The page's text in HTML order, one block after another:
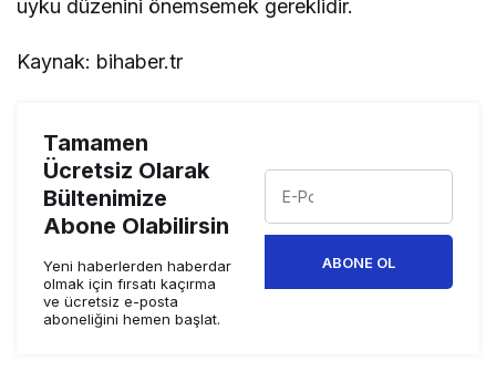
uyku düzenini önemsemek gereklidir.
Kaynak: bihaber.tr
Tamamen
Ücretsiz Olarak
Bültenimize
Abone Olabilirsin
Yeni haberlerden haberdar
olmak için fırsatı kaçırma
ve ücretsiz e-posta
aboneliğini hemen başlat.
ABONE OL